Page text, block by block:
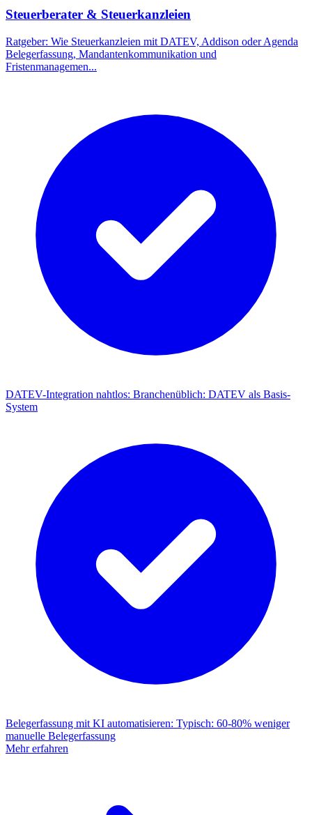
Steuerberater & Steuerkanzleien
Ratgeber: Wie Steuerkanzleien mit DATEV, Addison oder Agenda
Belegerfassung, Mandantenkommunikation und
Fristenmanagemen...
DATEV-Integration nahtlos: Branchenüblich: DATEV als Basis-
System
Belegerfassung mit KI automatisieren: Typisch: 60-80% weniger
manuelle Belegerfassung
Mehr erfahren